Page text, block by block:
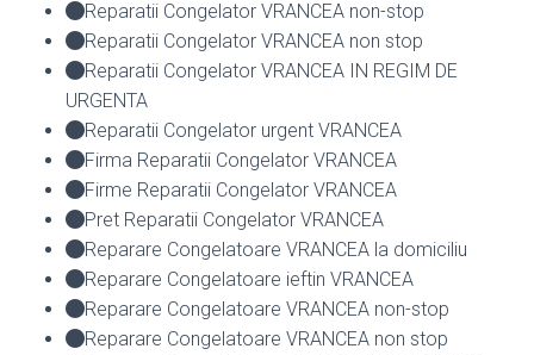
Reparatii Congelator VRANCEA non-stop
Reparatii Congelator VRANCEA non stop
Reparatii Congelator VRANCEA IN REGIM DE
URGENTA
Reparatii Congelator urgent VRANCEA
Firma Reparatii Congelator VRANCEA
Firme Reparatii Congelator VRANCEA
Pret Reparatii Congelator VRANCEA
Reparare Congelatoare VRANCEA la domiciliu
Reparare Congelatoare ieftin VRANCEA
Reparare Congelatoare VRANCEA non-stop
Reparare Congelatoare VRANCEA non stop